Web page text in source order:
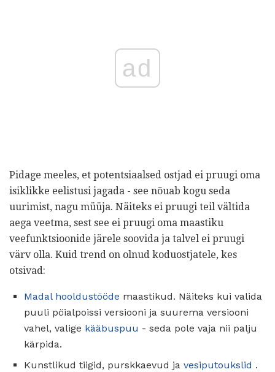
ad
Pidage meeles, et potentsiaalsed ostjad ei pruugi oma
isiklikke eelistusi jagada - see nõuab kogu seda
uurimist, nagu müüja. Näiteks ei pruugi teil vältida
aega veetma, sest see ei pruugi oma maastiku
veefunktsioonide järele soovida ja talvel ei pruugi
värv olla. Kuid trend on olnud koduostjatele, kes
otsivad:
Madal hooldustööde maastikud. Näiteks kui valida
puuli pöialpoissi versiooni ja suurema versiooni
vahel, valige kääbuspuu - seda pole vaja nii palju
kärpida.
Kunstlikud tiigid, purskkaevud ja vesiputoukslid .